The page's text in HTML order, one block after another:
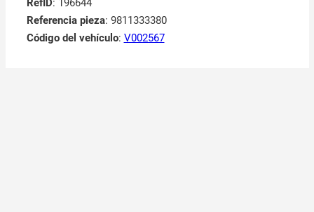
RefID: 196644
Referencia pieza: 9811333380
Código del vehículo: V002567